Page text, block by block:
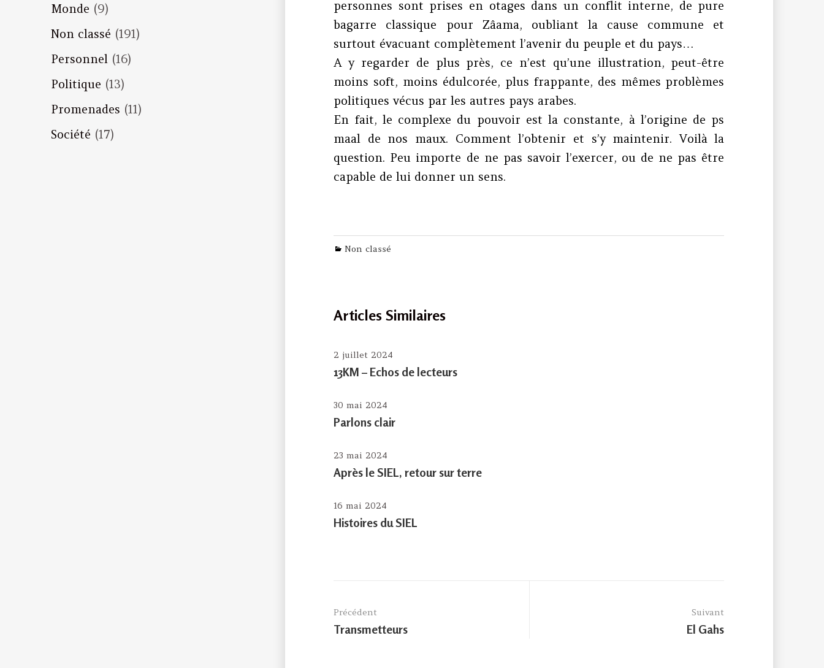
Monde (9)
Non classé (191)
Personnel (16)
Politique (13)
Promenades (11)
Société (17)
personnes sont prises en otages dans un conflit interne, de pure
bagarre classique pour Zâama, oubliant la cause commune et
surtout évacuant complètement l’avenir du peuple et du pays…
A y regarder de plus près, ce n’est qu’une illustration, peut-être
moins soft, moins édulcorée, plus frappante, des mêmes problèmes
politiques vécus par les autres pays arabes.
En fait, le complexe du pouvoir est la constante, à l’origine de ps
maal de nos maux. Comment l’obtenir et s’y maintenir. Voilà la
question. Peu importe de ne pas savoir l’exercer, ou de ne pas être
capable de lui donner un sens.
Categories
Non classé
Articles Similaires
2 juillet 2024
13KM – Echos de lecteurs
30 mai 2024
Parlons clair
23 mai 2024
Après le SIEL, retour sur terre
16 mai 2024
Histoires du SIEL
de
l’article
Précédent
Previous
Transmetteurs
Suivant
El Gahs